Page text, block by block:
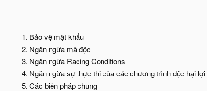
Bảo vệ mật khẩu
Ngăn ngừa mã độc
Ngăn ngừa Racing Conditions
Ngăn ngừa sự thực thi của các chương trình độc hại
Các biện pháp chung